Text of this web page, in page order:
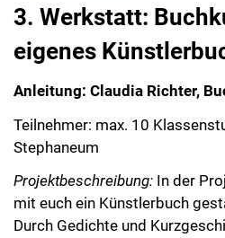
3. Werkstatt:
eigenes
Anleitung: Claudia Richter,
Teilnehmer: max. 10
Stephaneum
Projektbeschreibung: In der
mit euch ein Künstlerbuch
Durch Gedichte und